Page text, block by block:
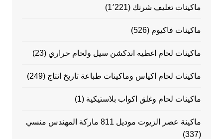
ماكينات تغليف شرنك (1٬221)
ماكينات فاكيوم (526)
ماكينات لحام اغطيه اندكشن سيل ولحام حراري (23)
ماكينات لحام اكياس وماكينات طباعة تاريخ انتاج (249)
ماكينات لحام وغلق اكواب بلاستيكية (1)
ماكينة عصر الزيوت موديل 811 ماركة المهندس منسي
(337)